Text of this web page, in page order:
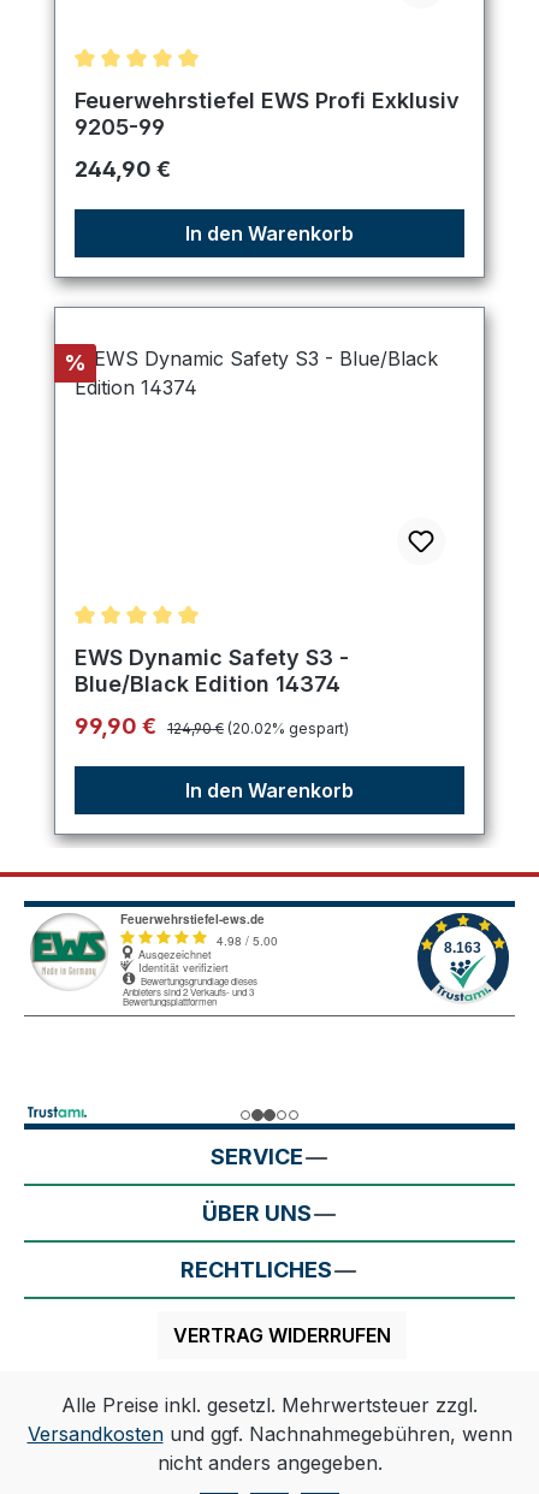
Durchschnittliche Bewertung von 5 von 5 Sternen
Feuerwehrstiefel EWS Profi Exklusiv
9205-99
Regulärer Preis:
244,90 €
In den Warenkorb
Rabatt
%
Durchschnittliche Bewertung von 5 von 5 Sternen
EWS Dynamic Safety S3 -
Blue/Black Edition 14374
Verkaufspreis:
99,90 € Regulärer Preis:
124,90 € (20.02% gespart)
In den Warenkorb
SERVICE
ÜBER UNS
RECHTLICHES
VERTRAG WIDERRUFEN
Alle Preise inkl. gesetzl. Mehrwertsteuer zzgl.
Versandkostenund ggf. Nachnahmegebühren, wenn
nicht anders angegeben.